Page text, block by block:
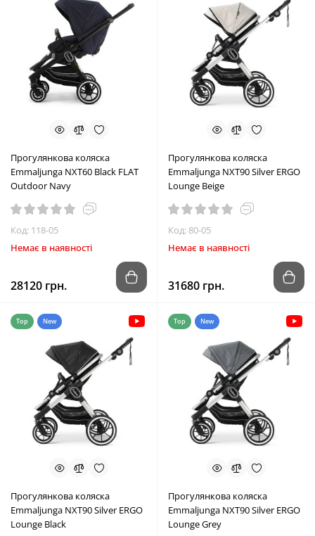
Прогулянкова коляска
Emmaljunga NXT60 Black FLAT
Outdoor Navy
Код: 118-05
Немає в наявності
28120 грн.
Прогулянкова коляска
Emmaljunga NXT90 Silver ERGO
Lounge Beige
Код: 80-05
Немає в наявності
31680 грн.
Top New
Прогулянкова коляска
Emmaljunga NXT90 Silver ERGO
Lounge Black
Top New
Прогулянкова коляска
Emmaljunga NXT90 Silver ERGO
Lounge Grey